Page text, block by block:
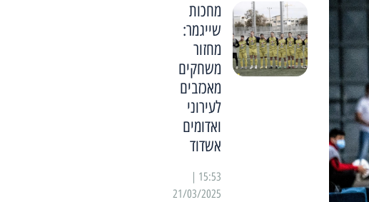
מחכות
שייגמר:
מחזור
משחקים
מאכזבים
לעירוני
ואדומים
אשדוד
21/03/2025